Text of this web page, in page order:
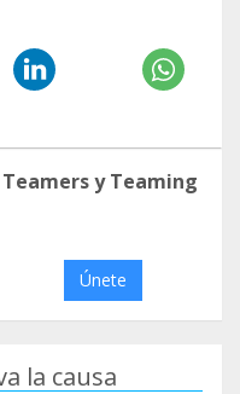
y Teaming
Únete
la causa